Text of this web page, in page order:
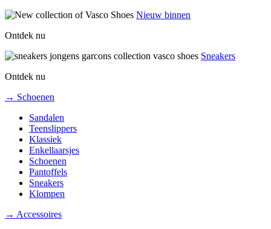
Nieuw binnen
Ontdek nu
Sneakers
Ontdek nu
→ Schoenen
Sandalen
Teenslippers
Klassiek
Enkellaarsjes
Schoenen
Pantoffels
Sneakers
Klompen
→ Accessoires